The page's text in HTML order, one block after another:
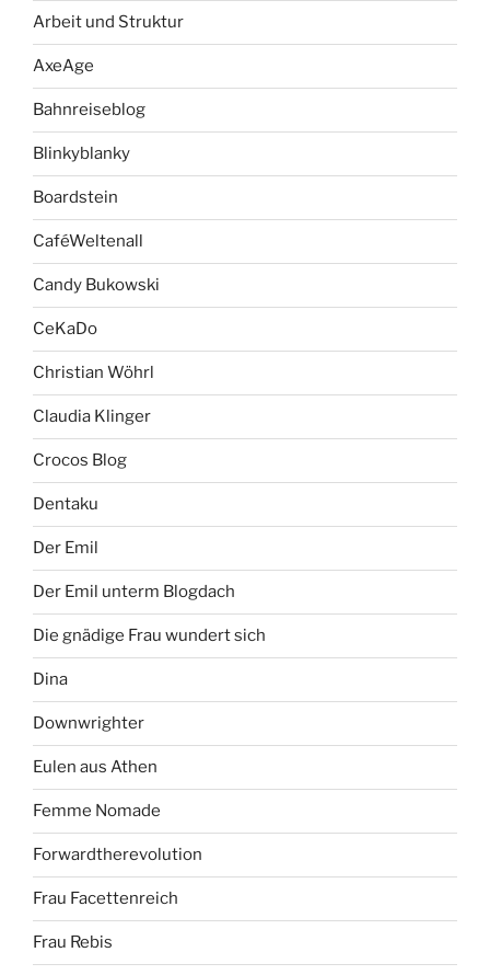
Arbeit und Struktur
AxeAge
Bahnreiseblog
Blinkyblanky
Boardstein
CaféWeltenall
Candy Bukowski
CeKaDo
Christian Wöhrl
Claudia Klinger
Crocos Blog
Dentaku
Der Emil
Der Emil unterm Blogdach
Die gnädige Frau wundert sich
Dina
Downwrighter
Eulen aus Athen
Femme Nomade
Forwardtherevolution
Frau Facettenreich
Frau Rebis